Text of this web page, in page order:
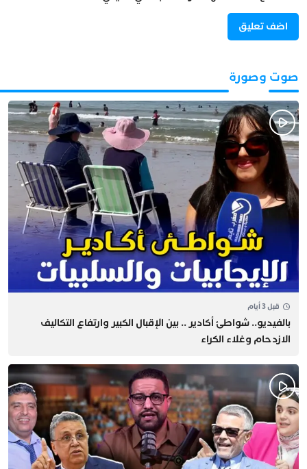
صوت وصورة
قبل 3 أيام
بالفيديو.. شواطئ أكادير .. بين الإقبال الكبير وارتفاع التكاليف
الازدحام وغلاء الكراء